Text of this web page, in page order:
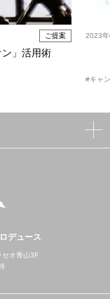
ご提案
」活用術
2023
#キャ
デュース
オ青山3F